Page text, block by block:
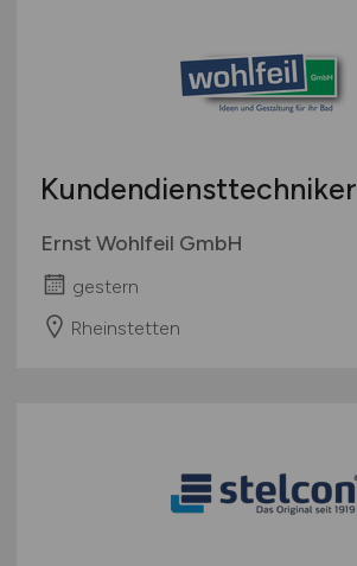
Kundendiensttechniker
Ernst Wohlfeil GmbH
gestern
Rheinstetten